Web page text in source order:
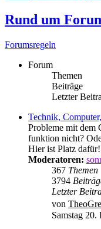
Rund um
Forumsregeln
Forum
Themen
Beiträge
Letzter
Technik,
Probleme mit dem
funktion nicht?
Hier ist Platz dafür!
Moderatoren:
367 Themen
3794
Letzter
von
Samstag 20.